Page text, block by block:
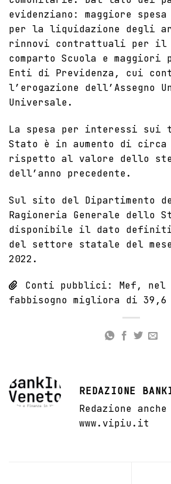
evidenziano: maggiore
per la liquidazione degli
rinnovi contrattuali per il
comparto Scuola e
Enti di Previdenza, cui
l’erogazione dell’Assegno
Universale.
La spesa per interessi
Stato è in aumento di
rispetto al valore dello
dell’anno precedente.
Sul sito del Dipartimento
Ragioneria Generale dello
disponibile il dato
del settore statale del
2022 .
Conti pubblici: Mef, nel
fabbisogno migliora di
REDAZIONE
Redazione
www.vipiu.it